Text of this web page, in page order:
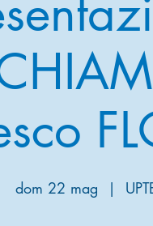
dom 22 mag
  |